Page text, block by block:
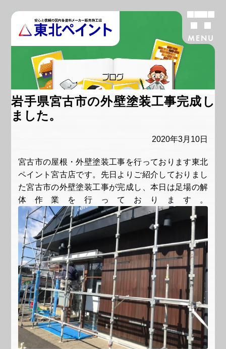
MENU
ブログ
岩手県宮古市の外壁塗装工事完成し
ました。
2020年3月10日
宮古市の屋根・外壁塗装工事を行っております東北
ペイント宮古店です。先日よりご紹介しておりまし
た宮古市の外壁塗装工事が完成し、本日は足場の解
体作業を行っております。